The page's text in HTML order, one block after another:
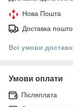
Нова Пошта
Доставка
Всі умови
Умови оплати
Післяплата